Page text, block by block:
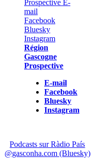
Région
Gascogne
Prospective
E-mail
Facebook
Bluesky
Instagram
Podcasts sur Ràdio País
@gasconha.com (Bluesky)